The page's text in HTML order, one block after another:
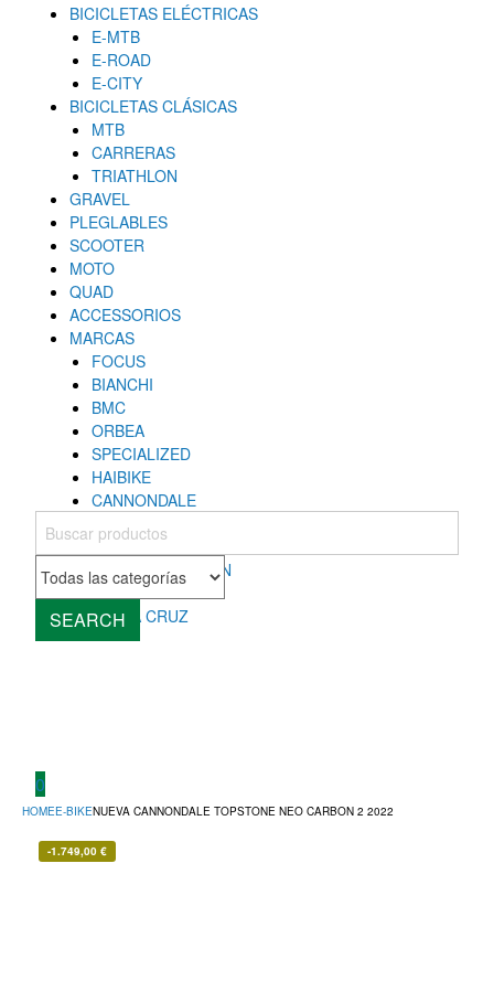
BICICLETAS ELÉCTRICAS
E-MTB
E-ROAD
E-CITY
BICICLETAS CLÁSICAS
MTB
CARRERAS
TRIATHLON
GRAVEL
PLEGLABLES
SCOOTER
MOTO
QUAD
ACCESSORIOS
MARCAS
FOCUS
BIANCHI
BMC
ORBEA
SPECIALIZED
HAIBIKE
CANNONDALE
COLNAGO
MONDRAKER
ROCKY MOUNTAIN
SANTA CRUZ
SEARCH
0
HOMEE-BIKENUEVA CANNONDALE TOPSTONE NEO CARBON 2 2022
-1.749,00 €